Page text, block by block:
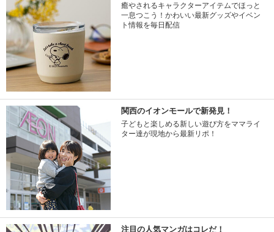
癒やされるキャラクターアイテムでほっと
一息つこう！かわいい最新グッズやイベン
ト情報を毎日配信
関西のイオンモールで新発見！
子どもと楽しめる新しい遊び方をママライ
ター達が現地から最新リポ！
注目の人気マンガはコレだ！